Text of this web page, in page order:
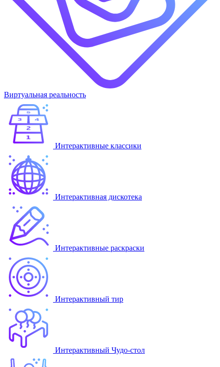
Виртуальная реальность
Интерактивные классики
Интерактивная дискотека
Интерактивные раскраски
Интерактивный тир
Интерактивный Чудо-стол